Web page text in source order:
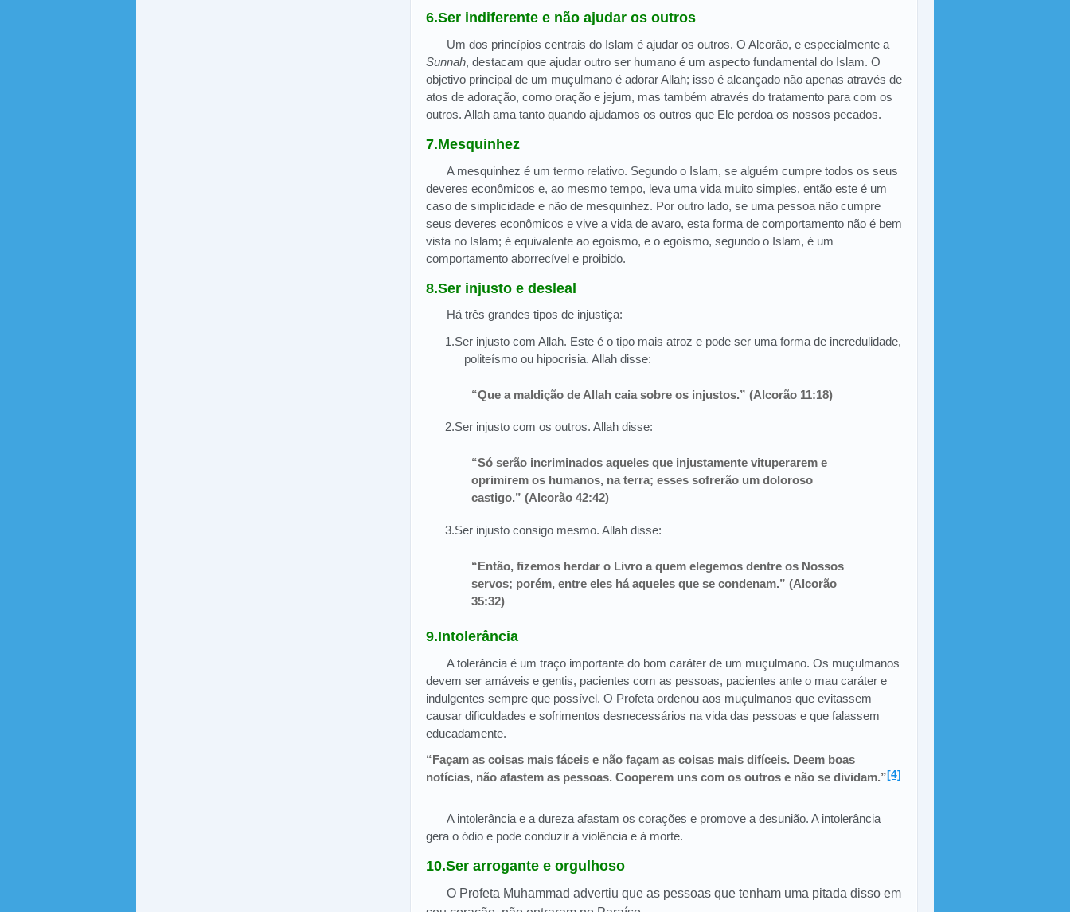
6.Ser indiferente e não ajudar os outros
Um dos princípios centrais do Islam é ajudar os outros. O Alcorão, e especialmente a
Sunnah, destacam que ajudar outro ser humano é um aspecto fundamental do Islam. O
objetivo principal de um muçulmano é adorar Allah; isso é alcançado não apenas através de
atos de adoração, como oração e jejum, mas também através do tratamento para com os
outros. Allah ama tanto quando ajudamos os outros que Ele perdoa os nossos pecados.
7.Mesquinhez
A mesquinhez é um termo relativo. Segundo o Islam, se alguém cumpre todos os seus
deveres econômicos e, ao mesmo tempo, leva uma vida muito simples, então este é um
caso de simplicidade e não de mesquinhez. Por outro lado, se uma pessoa não cumpre
seus deveres econômicos e vive a vida de avaro, esta forma de comportamento não é bem
vista no Islam; é equivalente ao egoísmo, e o egoísmo, segundo o Islam, é um
comportamento aborrecível e proibido.
8.Ser injusto e desleal
Há três grandes tipos de injustiça:
1.Ser injusto com Allah. Este é o tipo mais atroz e pode ser uma forma de incredulidade,
politeísmo ou hipocrisia. Allah disse:
“Que a maldição de Allah caia sobre os injustos.” (Alcorão 11:18)
2.Ser injusto com os outros. Allah disse:
“Só serão incriminados aqueles que injustamente vituperarem e
oprimirem os humanos, na terra; esses sofrerão um doloroso
castigo.” (Alcorão 42:42)
3.Ser injusto consigo mesmo. Allah disse:
“Então, fizemos herdar o Livro a quem elegemos dentre os Nossos
servos; porém, entre eles há aqueles que se condenam.” (Alcorão
35:32)
9.Intolerância
A tolerância é um traço importante do bom caráter de um muçulmano. Os muçulmanos
devem ser amáveis e gentis, pacientes com as pessoas, pacientes ante o mau caráter e
indulgentes sempre que possível. O Profeta ordenou aos muçulmanos que evitassem
causar dificuldades e sofrimentos desnecessários na vida das pessoas e que falassem
educadamente.
“Façam as coisas mais fáceis e não façam as coisas mais difíceis. Deem boas
notícias, não afastem as pessoas. Cooperem uns com os outros e não se dividam.”[4]
A intolerância e a dureza afastam os corações e promove a desunião. A intolerância
gera o ódio e pode conduzir à violência e à morte.
10.Ser arrogante e orgulhoso
O Profeta Muhammad advertiu que as pessoas que tenham uma pitada disso em